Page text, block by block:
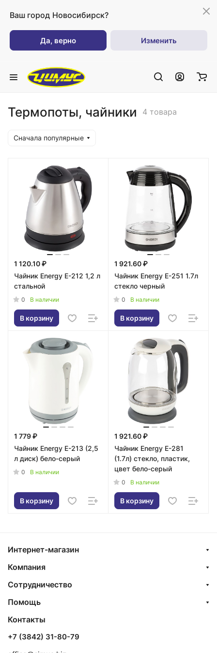
Ваш город Новосибирск?
Да, верно Изменить
Термопоты, чайники 4 товара
Сначала популярные
1 120.10 ₽
Чайник Energy E-212 1,2 л
стальной
0 В наличии
В корзину
1 921.60 ₽
Чайник Energy E-251 1.7л
стекло черный
0 В наличии
В корзину
1 779 ₽
Чайник Energy E-213 (2,5
л диск) бело-серый
0 В наличии
В корзину
1 921.60 ₽
Чайник Energy E-281
(1.7л) стекло, пластик,
цвет бело-серый
0 В наличии
В корзину
Интернет-магазин
Компания
Сотрудничество
Помощь
Контакты
+7 (3842) 31-80-79